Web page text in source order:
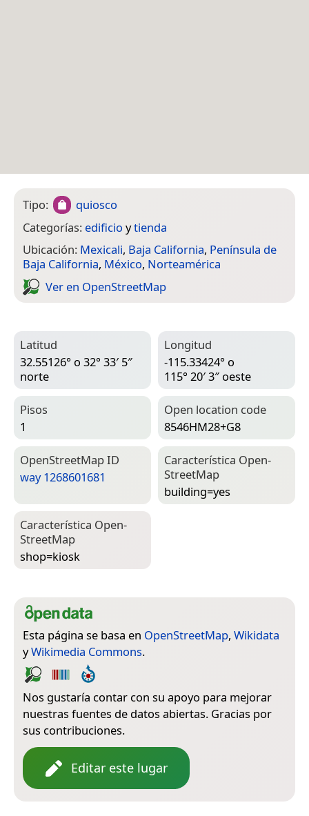
Tipo:
quiosco
Categorías: edificio ytienda
Ubicación: Mexicali, Baja California, Península de
Baja California, México, Norteamérica
Ver en Open­Street­Map
Latitud
32.55126° o 32° 33′ 5″
norte
Longitud
-115.33424° o
115° 20′ 3″ oeste
Pisos
1
Open location code
8546HM28+G8
Open­Street­Map ID
way 1268601681
Característica Open­
Street­Map
building=­yes
Característica Open­
Street­Map
shop=­kiosk
Esta página se basa en OpenStreetMap, Wikidata
yWikimedia Commons.
Nos gustaría contar con su apoyo para mejorar
nuestras fuentes de datos abiertas. Gracias por
sus contribuciones.
Editar este lugar